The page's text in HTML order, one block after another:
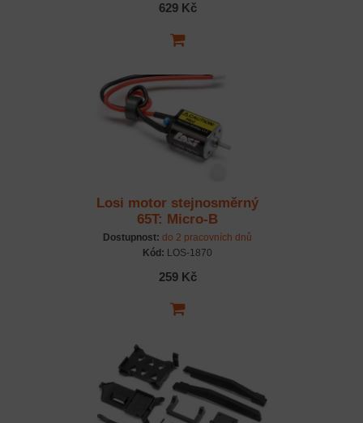
629 Kč
Losi motor stejnosměrný
65T: Micro-B
Dostupnost: do 2 pracovních dnů
Kód: LOS-1870
259 Kč